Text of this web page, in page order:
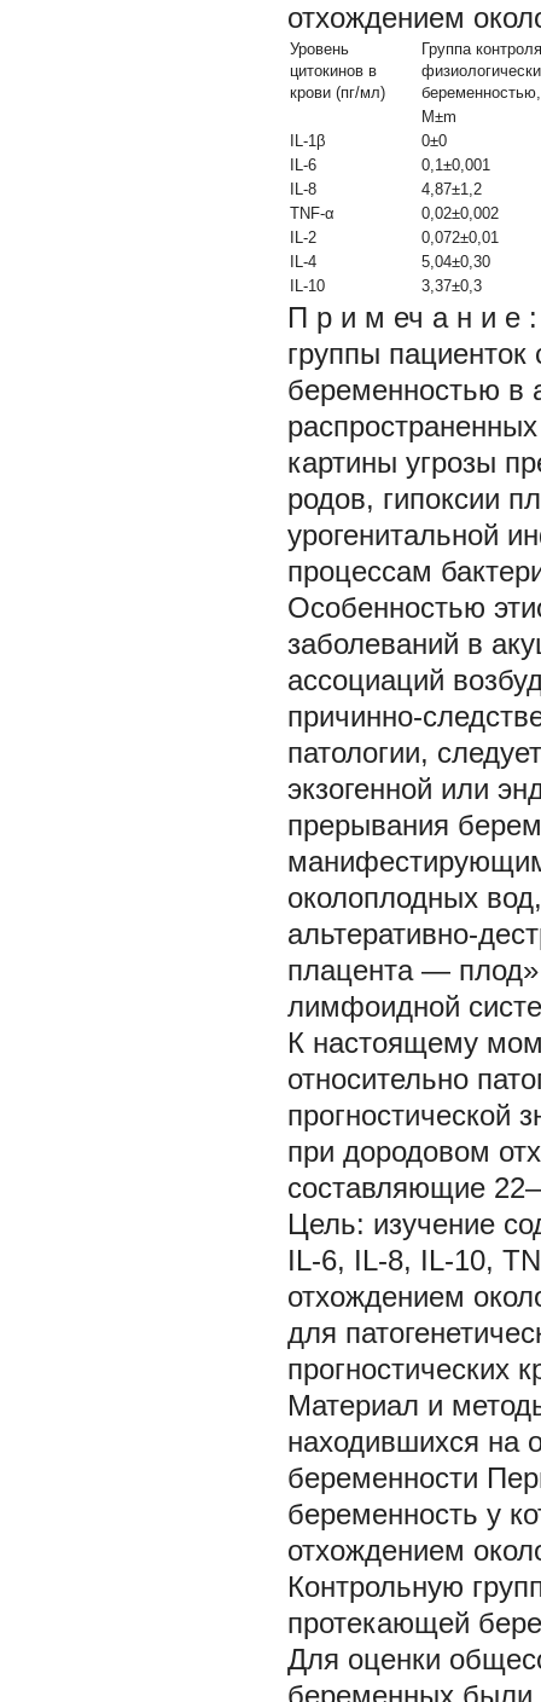
отхождением
Уровень
цитокинов в
крови (пг/мл)
Группа
M±m
IL-1β
0±0
IL-6
0,1±0,001
IL-8
4,87±1,2
TNF-α
0,02±0,002
IL-2
0,072±0,01
IL-4
5,04±0,30
IL-10
3,37±0,3
П р и м еч а н и е
группы
беременностью в
картины угрозы
родов, гипоксии
урогенитальной
процессам
Особенностью
заболеваний в
ассоциаций
причинно-
патологии,
экзогенной или
прерывания
околоплодных
альтеративно-
плацента —
лимфоидной
К настоящему
относительно
прогностической
при дородовом
составляющие
Цель: изучение
IL-6, IL-8, IL-10,
отхождением
для
прогностических
Материал и
находившихся на
беременности
беременность у
отхождением
Контрольную
протекающей
Для оценки
беременных были